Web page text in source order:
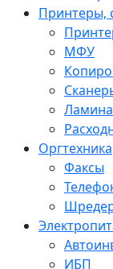
Принтеры,
МФУ
Оргтехника
Факсы
ИБП